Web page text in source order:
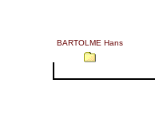
BARTOLME Hans